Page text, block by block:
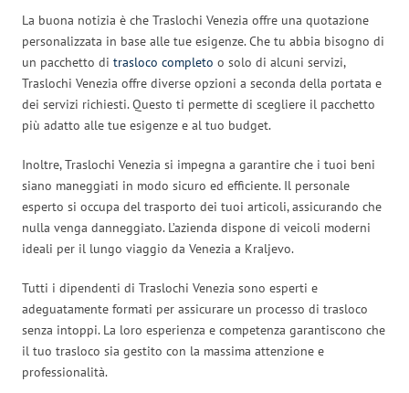
La buona notizia è che Traslochi Venezia offre una quotazione
personalizzata in base alle tue esigenze. Che tu abbia bisogno di
un pacchetto di trasloco completo o solo di alcuni servizi,
Traslochi Venezia offre diverse opzioni a seconda della portata e
dei servizi richiesti. Questo ti permette di scegliere il pacchetto
più adatto alle tue esigenze e al tuo budget.
Inoltre, Traslochi Venezia si impegna a garantire che i tuoi beni
siano maneggiati in modo sicuro ed efficiente. Il personale
esperto si occupa del trasporto dei tuoi articoli, assicurando che
nulla venga danneggiato. L’azienda dispone di veicoli moderni
ideali per il lungo viaggio da Venezia a Kraljevo.
Tutti i dipendenti di Traslochi Venezia sono esperti e
adeguatamente formati per assicurare un processo di trasloco
senza intoppi. La loro esperienza e competenza garantiscono che
il tuo trasloco sia gestito con la massima attenzione e
professionalità.